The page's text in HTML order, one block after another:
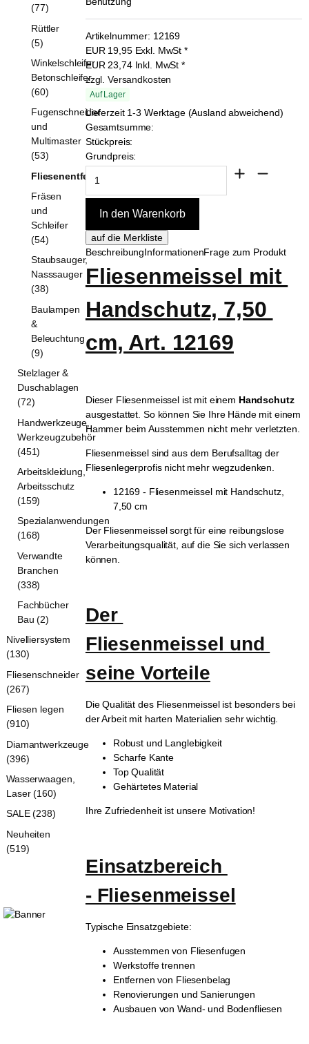
Artikelnummer: 12169
EUR 19,95 Exkl. MwSt *
EUR 23,74 Inkl. MwSt *
zzgl. Versandkosten
Auf Lager
Lieferzeit 1-3 Werktage (Ausland abweichend)
Gesamtsumme:
Stückpreis:
Grundpreis:
BeschreibungInformationenFrage zum Produkt
Fliesenmeissel mit
Handschutz, 7,50
cm, Art. 12169
Dieser Fliesenmeissel ist mit einem Handschutz
ausgestattet. So können Sie Ihre Hände mit einem
Hammer beim Ausstemmen nicht mehr verletzten.
Fliesenmeissel sind aus dem Berufsalltag der
Fliesenlegerprofis nicht mehr wegzudenken.
12169 - Fliesenmeissel mit Handschutz,
7,50 cm
Der Fliesenmeissel sorgt für eine reibungslose
Verarbeitungsqualität, auf die Sie sich verlassen
können.
Der
Fliesenmeissel und
seine Vorteile
Die Qualität des Fliesenmeissel ist besonders bei
der Arbeit mit harten Materialien sehr wichtig.
Robust und Langlebigkeit
Scharfe Kante
Top Qualität
Gehärtetes Material
Ihre Zufriedenheit ist unsere Motivation!
Einsatzbereich
- Fliesenmeissel
Typische Einsatzgebiete:
Ausstemmen von Fliesenfugen
Werkstoffe trennen
Entfernen von Fliesenbelag
Renovierungen und Sanierungen
Ausbauen von Wand- und Bodenfliesen
(77)
Rüttler
(5)
Winkelschleifer
Betonschleifer
(60)
Fugenschneider
und
Multimaster
(53)
Fliesenentferner
Fräsen
und
Schleifer
(54)
Staubsauger,
Nasssauger
(38)
Baulampen
&
Beleuchtung
(9)
Stelzlager &
Duschablagen
(72)
Handwerkzeuge,
Werkzeugzubehör
(451)
Arbeitskleidung,
Arbeitsschutz
(159)
Spezialanwendungen
(168)
Verwandte
Branchen
(338)
Fachbücher
Bau (2)
Nivelliersystem
(130)
Fliesenschneider
(267)
Fliesen legen
(910)
Diamantwerkzeuge
(396)
Wasserwaagen,
Laser (160)
SALE (238)
Neuheiten
(519)